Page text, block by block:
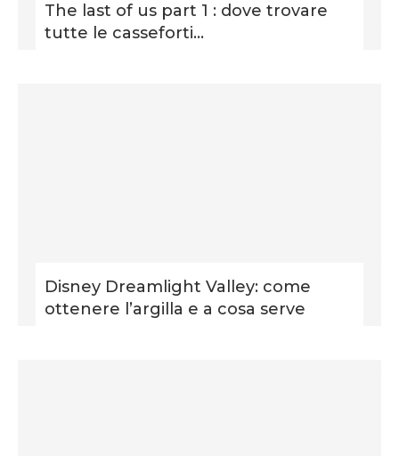
The last of us part 1 : dove trovare
tutte le casseforti...
Disney Dreamlight Valley: come
ottenere l’argilla e a cosa serve